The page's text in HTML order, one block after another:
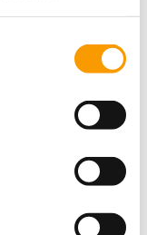
redet sig ind
Det demonstrerede
Ekvipagen
Johnson med en